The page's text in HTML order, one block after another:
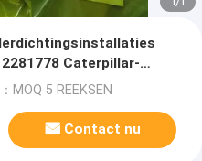
Caterpillar-
MOQ 5 REEKSEN
Contact nu